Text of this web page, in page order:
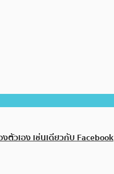
ตัวเอง เช่นเดียวกับ Facebook